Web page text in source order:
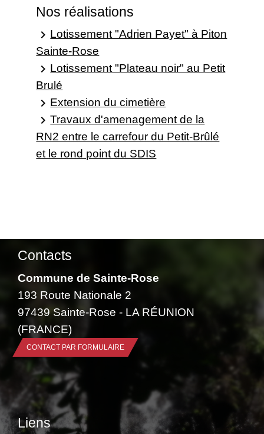
Nos réalisations
keyboard_arrow_rightLotissement "Adrien Payet" à Piton
Sainte-Rose
keyboard_arrow_rightLotissement "Plateau noir" au Petit
Brulé
keyboard_arrow_rightExtension du cimetière
keyboard_arrow_rightTravaux d'amenagement de la
RN2 entre le carrefour du Petit-Brûlé
et le rond point du SDIS
Contacts
Commune de Sainte-Rose
193 Route Nationale 2
97439 Sainte-Rose - LA RÉUNION
(FRANCE)
CONTACT PAR FORMULAIRE
Liens